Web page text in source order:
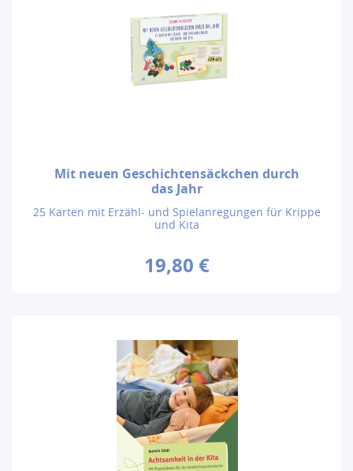
Mit neuen Geschichtensäckchen durch
das Jahr
25 Karten mit Erzähl- und Spielanregungen für Krippe
und Kita
19,80 €